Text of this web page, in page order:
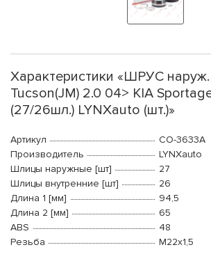
Характеристики «ШРУС
Tucson(JM) 2.0 04> KIA
(27/26шл.) LYNXauto (шт.)»
Артикул
CO-3633A
Производитель
LYNXauto
Шлицы наружные [шт]
27
Шлицы внутренние [шт]
26
Длина 1 [мм]
94,5
Длина 2 [мм]
65
ABS
48
Резьба
М22x1,5